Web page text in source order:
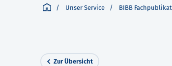
Unser Service BIBB
Zur Übersicht